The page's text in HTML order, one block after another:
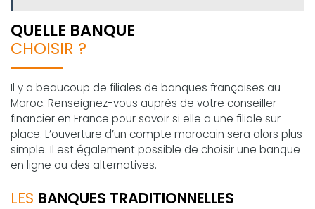
QUELLE BANQUE
CHOISIR ?
Il y a beaucoup de filiales de banques françaises au
Maroc. Renseignez-vous auprès de votre conseiller
financier en France pour savoir si elle a une filiale sur
place. L’ouverture d’un compte marocain sera alors plus
simple. Il est également possible de choisir une banque
en ligne ou des alternatives.
LES BANQUES TRADITIONNELLES